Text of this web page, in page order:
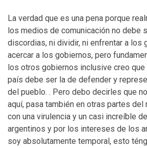
La verdad que es una pena porque
los medios de comunicación no debe
discordias, ni dividir, ni enfrentar a los
acercar a los gobiernos, pero
los otros gobiernos inclusive creo que
país debe ser la de defender y
del pueblo. . Pero debo decirles que
aquí, pasa también en otras partes del
con una virulencia y un casi increíble
argentinos y por los intereses de los
soy absolutamente temporal, esto